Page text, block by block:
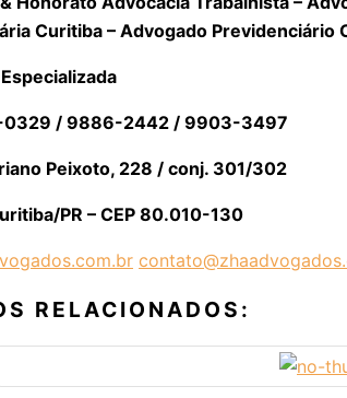
Curitiba – Advogado Previdenciário
0329 / 9886-2442 / 9903-3497
Peixoto, 228 / conj. 301/302
PR – CEP 80.010-130
RELACIONADOS: